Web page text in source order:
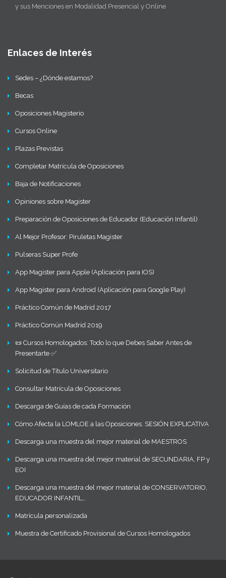
y sus Menciones en Modalidad Presencial y Online
Enlaces de Interés
Sedes – ¿Dónde estamos?
Becas
Oposiciones Magisterio
Cursos Online
Plazas Previstas
Completar Matrícula de Oposiciones
Baja de Notificaciones
Opiniones sobre Magister
Preparación de Oposiciones de Educador (Educación Infantil)
Al Mejor Profesor: Piruletas Magister
Pulseras Super Profe
App Magister para Apple (Aplicación para IOS)
App Magister para Android (Aplicación para Google Play)
Práctico Común de Madrid 2017
Práctico Común Madrid 2019
📜 Cursos Homologados: Todo lo que Debes Saber Antes de
Presentarte ✅
Solicitud de Título Universitario
Consultar Matrícula de Oposiciones
Descarga de Guías de cada Formación
Cómo Afecta la LOMLOE a las Oposiciones. SESIÓN EXPLICATIVA
Descarga una muestra del mejor material de MAESTROS
Descarga una muestra del mejor material de SECUNDARIA, FP y
EOI
Descarga una muestra del mejor material de CONSERVATORIO,
EDUCADOR INFANTIL…
Matrícula personalizada
Muestra de Certificado Provisional de Cursos Homologados